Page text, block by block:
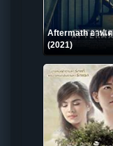
Aftermath อาฟเ
(2021)